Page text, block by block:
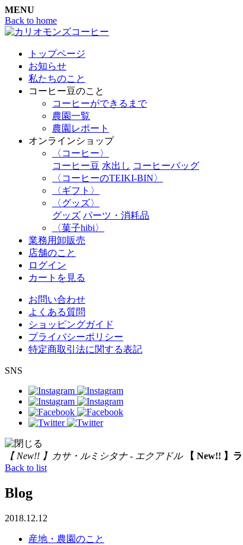
MENU
Back to home
トップページ
お知らせ
私たちのこと
コーヒー豆のこと
コーヒーができるまで
農園一覧
農園レポート
オンラインショップ
〈コーヒー〉
コーヒー豆 水出し コーヒーバッグ
〈コーヒーのTEIKI-BIN〉
〈ギフト〉
〈グッズ〉
グッズ パーツ・消耗品
〈菓子hibi〉
業務用卸販売
店舗のこと
ログイン
カートを見る
お問い合わせ
よくある質問
ショッピングガイド
プライバシーポリシー
特定商取引法に関する表記
SNS
【 New!! 】カサ・ルミシタナ - エクアドル
【 New!! 】
Back to list
Blog
2018.12.12
産地・農園のこと